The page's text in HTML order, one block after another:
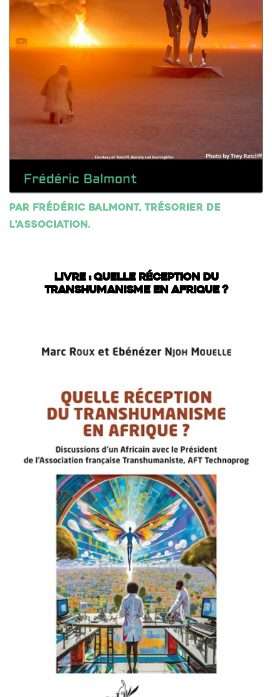
Par Frédéric Balmont, trésorier de
l'association.
LIVRE : QUELLE RÉCEPTION DU
TRANSHUMANISME EN AFRIQUE ?